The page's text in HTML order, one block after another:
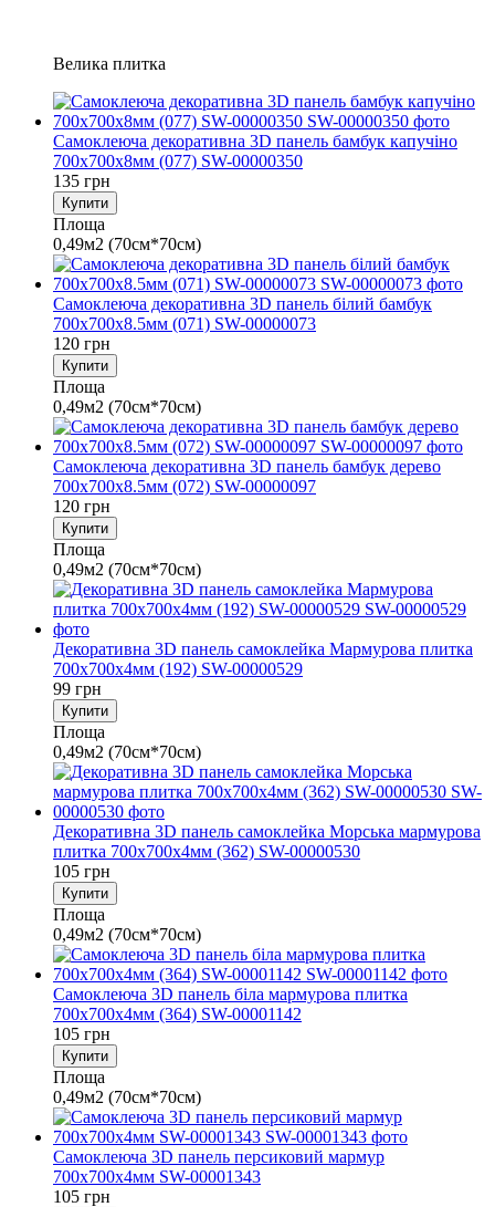
Велика плитка
Самоклеюча декоративна 3D панель бамбук капучіно
700х700х8мм (077) SW-00000350
135 грн
Купити
Площа
0,49м2 (70см*70см)
Самоклеюча декоративна 3D панель білий бамбук
700x700x8.5мм (071) SW-00000073
120 грн
Купити
Площа
0,49м2 (70см*70см)
Самоклеюча декоративна 3D панель бамбук дерево
700x700x8.5мм (072) SW-00000097
120 грн
Купити
Площа
0,49м2 (70см*70см)
Декоративна 3D панель самоклейка Мармурова плитка
700х700х4мм (192) SW-00000529
99 грн
Купити
Площа
0,49м2 (70см*70см)
Декоративна 3D панель самоклейка Морська мармурова
плитка 700х700х4мм (362) SW-00000530
105 грн
Купити
Площа
0,49м2 (70см*70см)
Самоклеюча 3D панель біла мармурова плитка
700х700х4мм (364) SW-00001142
105 грн
Купити
Площа
0,49м2 (70см*70см)
Самоклеюча 3D панель персиковий мармур
700х700х4мм SW-00001343
105 грн